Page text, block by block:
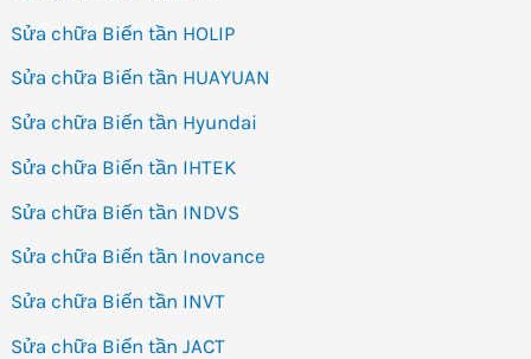
Sửa chữa Biến tần HOLIP
Sửa chữa Biến tần HUAYUAN
Sửa chữa Biến tần Hyundai
Sửa chữa Biến tần IHTEK
Sửa chữa Biến tần INDVS
Sửa chữa Biến tần Inovance
Sửa chữa Biến tần INVT
Sửa chữa Biến tần JACT